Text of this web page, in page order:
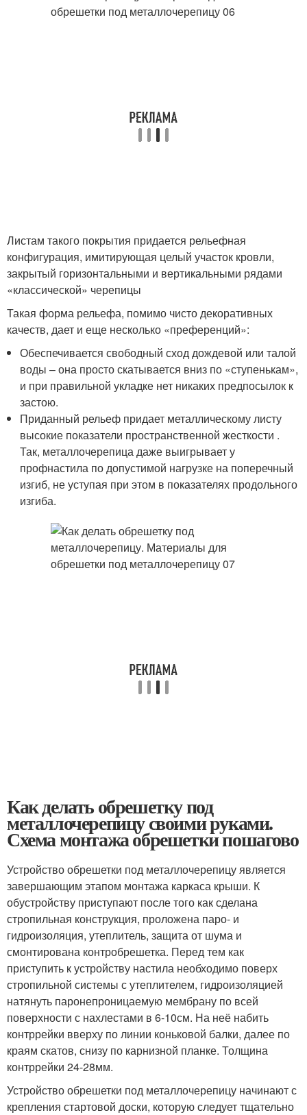
Листам такого покрытия придается рельефная
конфигурация, имитирующая целый участок кровли,
закрытый горизонтальными и вертикальными рядами
«классической» черепицы
Такая форма рельефа, помимо чисто декоративных
качеств, дает и еще несколько «преференций»:
Обеспечивается свободный сход дождевой или талой
воды – она просто скатывается вниз по «ступенькам»,
и при правильной укладке нет никаких предпосылок к
застою.
Приданный рельеф придает металлическому листу
высокие показатели пространственной жесткости .
Так, металлочерепица даже выигрывает у
профнастила по допустимой нагрузке на поперечный
изгиб, не уступая при этом в показателях продольного
изгиба.
Как делать обрешетку под
металлочерепицу своими руками.
Схема монтажа обрешетки пошагово
Устройство обрешетки под металлочерепицу является
завершающим этапом монтажа каркаса крыши. К
обустройству приступают после того как сделана
стропильная конструкция, проложена паро- и
гидроизоляция, утеплитель, защита от шума и
смонтирована контробрешетка. Перед тем как
приступить к устройству настила необходимо поверх
стропильной системы с утеплителем, гидроизоляцией
натянуть паронепроницаемую мембрану по всей
поверхности с нахлестами в 6-10см. На неё набить
контррейки вверху по линии коньковой балки, далее по
краям скатов, снизу по карнизной планке. Толщина
контррейки 24-28мм.
Устройство обрешетки под металлочерепицу начинают с
крепления стартовой доски, которую следует тщательно